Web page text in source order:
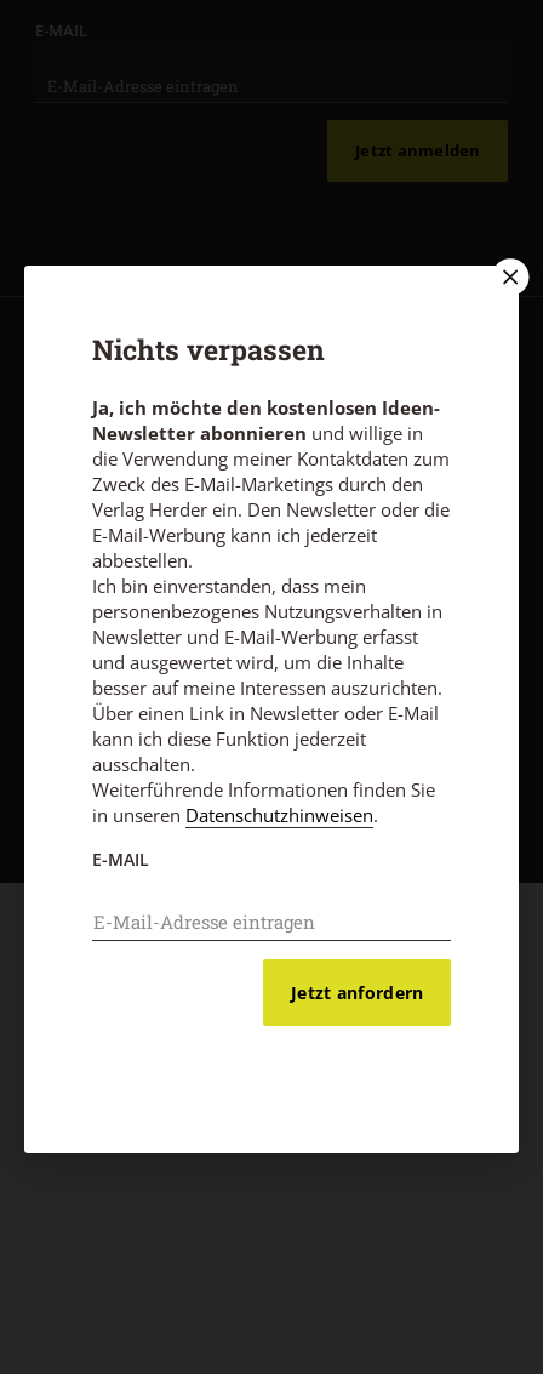
E-MAIL
Jetzt anmelden
AGB und Widerrufsbelehrung Datenschutz
Vertrag widerrufen Abo online kündigen
Nach oben
Nichts verpassen
Ja, ich möchte den kostenlosen Ideen-
Newsletter abonnieren und willige in
die Verwendung meiner Kontaktdaten zum
Zweck des E-Mail-Marketings durch den
Verlag Herder ein. Den Newsletter oder die
E-Mail-Werbung kann ich jederzeit
abbestellen.
Ich bin einverstanden, dass mein
personenbezogenes Nutzungsverhalten in
Newsletter und E-Mail-Werbung erfasst
und ausgewertet wird, um die Inhalte
besser auf meine Interessen auszurichten.
Über einen Link in Newsletter oder E-Mail
kann ich diese Funktion jederzeit
ausschalten.
Weiterführende Informationen finden Sie
in unseren Datenschutzhinweisen.
E-MAIL
Jetzt anfordern